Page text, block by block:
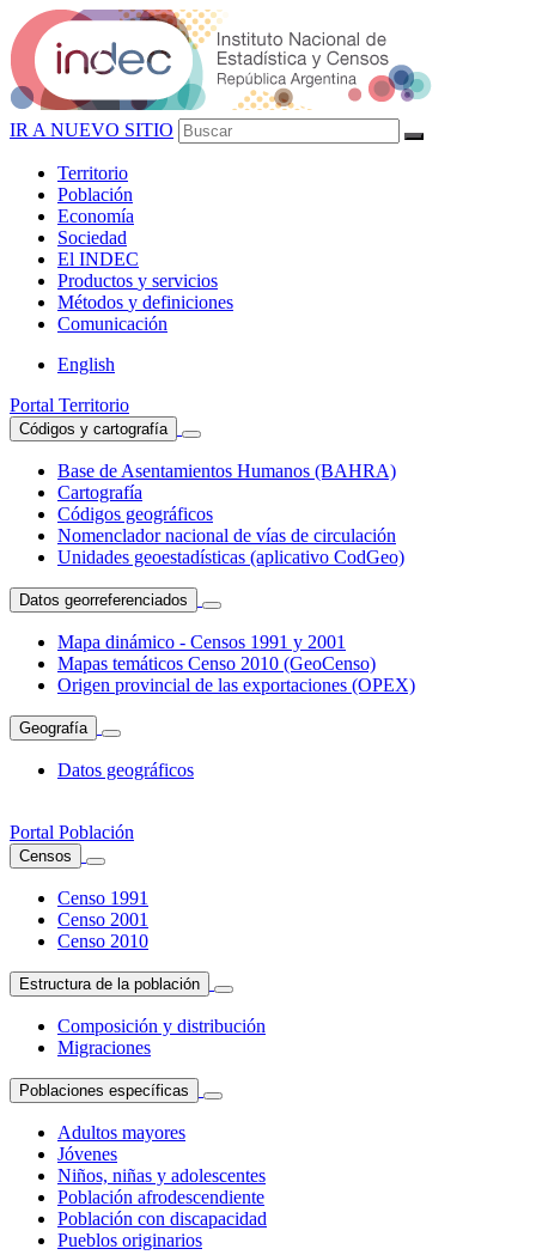
IR A NUEVO SITIO
Territorio
Población
Economía
Sociedad
El INDEC
Productos y servicios
Métodos y definiciones
Comunicación
English
Portal Territorio
Códigos y cartografía
Base de Asentamientos Humanos (BAHRA)
Cartografía
Códigos geográficos
Nomenclador nacional de vías de circulación
Unidades geoestadísticas (aplicativo CodGeo)
Datos georreferenciados
Mapa dinámico - Censos 1991 y 2001
Mapas temáticos Censo 2010 (GeoCenso)
Origen provincial de las exportaciones (OPEX)
Geografía
Datos geográficos
Portal Población
Censos
Censo 1991
Censo 2001
Censo 2010
Estructura de la población
Composición y distribución
Migraciones
Poblaciones específicas
Adultos mayores
Jóvenes
Niños, niñas y adolescentes
Población afrodescendiente
Población con discapacidad
Pueblos originarios